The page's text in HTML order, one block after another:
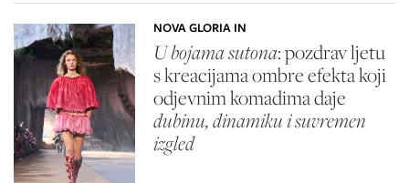
NOVA GLORIA IN
U bojama sutona: pozdrav ljetu
s kreacijama ombre efekta koji
odjevnim komadima daje
dubinu, dinamiku i suvremen
izgled